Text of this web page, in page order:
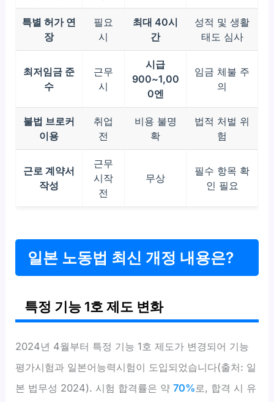
특별 허가 연
장
필요
시
최대 40시
간
성적 및 생활
태도 심사
최저임금 준
수
근무
시
시급
900~1,00
0엔
임금 체불 주
의
불법 브로커
이용
취업
전
비용 불명
확
법적 처벌 위
험
근로 계약서
작성
근무
시작
전
무상
필수 항목 확
인 필요
일본 노동법 최신 개정 내용은?
특정 기능 1호 제도 변화
2024년 4월부터 특정 기능 1호 제도가 변경되어 기능
평가시험과 일본어능력시험이 도입되었습니다(출처: 일
본 법무성 2024). 시험 합격률은 약70%로, 합격 시 유